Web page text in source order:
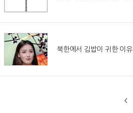
북한에서 김밥이 귀한 이유